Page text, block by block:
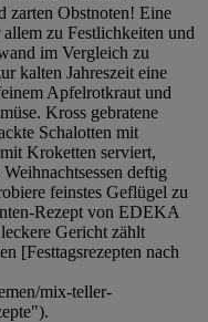
zarten Obstnoten! Eine
zu Festlichkeiten und
im Vergleich zu
kalten Jahreszeit eine
Apfelrotkraut und
Kross gebratene
Schalotten mit
Kroketten serviert,
deftig
feinstes Geflügel zu
Rezept von EDEKA
Gericht zählt
[Festtagsrezepten nach
mix-teller-